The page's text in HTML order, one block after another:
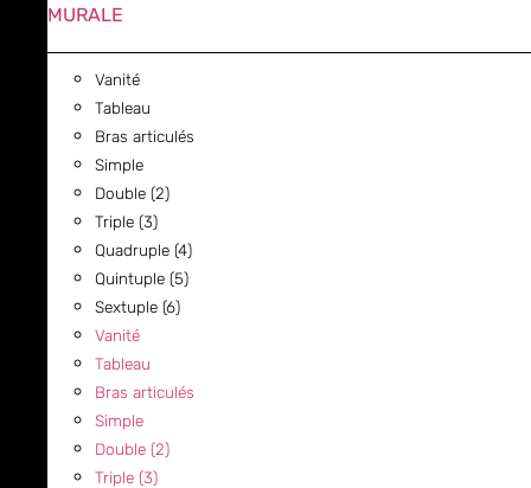
MURALE
Vanité
Tableau
Bras articulés
Simple
Double (2)
Triple (3)
Quadruple (4)
Quintuple (5)
Sextuple (6)
Vanité
Tableau
Bras articulés
Simple
Double (2)
Triple (3)